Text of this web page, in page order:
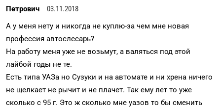
Петрович
03.11.2018
А у меня нету и никогда не куплю-за чем мне новая
профессия автослесарь?
На работу меня уже не возьмут, а валяться под этой
лайбой годы не те.
Есть типа УАЗа но Сузуки и на автомате и ни хрена ничего
не щелкает не рычит и не плачет. Так ему лет то уже
сколько с 95 г. Это ж сколько мне уазов то бы сменить